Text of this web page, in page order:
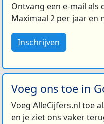
Ontvang een e-mail
Maximaal 2 per jaar en
Inschrijven
Voeg ons toe in
Voeg AlleCijfers.nl toe
en je ziet ons vaker